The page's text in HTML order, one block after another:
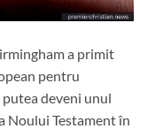
a primit
pentru
deveni unul
Noului Testament în